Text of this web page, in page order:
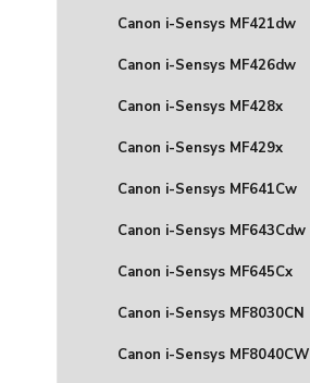
Canon i-Sensys MF421dw
Canon i-Sensys MF426dw
Canon i-Sensys MF428x
Canon i-Sensys MF429x
Canon i-Sensys MF641Cw
Canon i-Sensys MF643Cdw
Canon i-Sensys MF645Cx
Canon i-Sensys MF8030CN
Canon i-Sensys MF8040CW